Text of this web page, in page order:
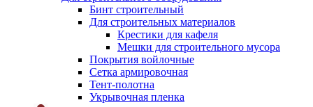
Бинт строительный
Для строительных материалов
Крестики для кафеля
Мешки для строительного мусора
Покрытия войлочные
Сетка армировочная
Тент-полотна
Укрывочная пленка